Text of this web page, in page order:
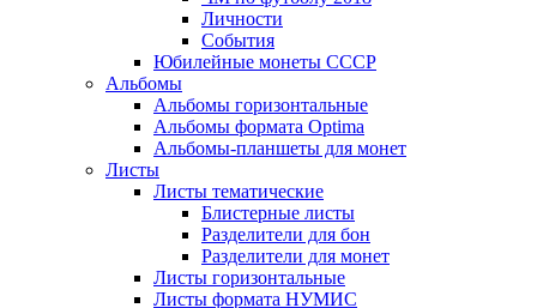
Личности
События
Юбилейные монеты СССР
Альбомы
Альбомы горизонтальные
Альбомы формата Optima
Альбомы-планшеты для монет
Листы
Листы тематические
Блистерные листы
Разделители для бон
Разделители для монет
Листы горизонтальные
Листы формата НУМИС